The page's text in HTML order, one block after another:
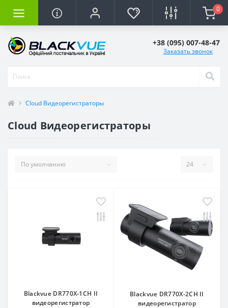
0
+38 (095) 007-48-47
Заказать звонок
Cloud Видеорегистраторы
Cloud Видеорегистраторы
Blackvue DR770X-1CH II
видеорегистратор
Blackvue DR770X-2CH II
видеорегистратор